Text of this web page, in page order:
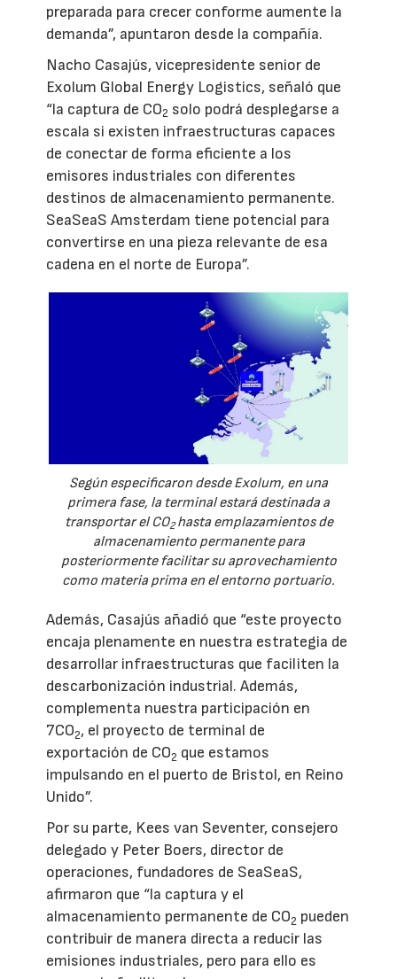
preparada para crecer conforme aumente la
demanda”, apuntaron desde la compañía.
Nacho Casajús, vicepresidente senior de
Exolum Global Energy Logistics, señaló que
“la captura de CO2 solo podrá desplegarse a
escala si existen infraestructuras capaces
de conectar de forma eficiente a los
emisores industriales con diferentes
destinos de almacenamiento permanente.
SeaSeaS Amsterdam tiene potencial para
convertirse en una pieza relevante de esa
cadena en el norte de Europa”.
Según especificaron desde Exolum, en una
primera fase, la terminal estará destinada a
transportar el CO2hasta emplazamientos de
almacenamiento permanente para
posteriormente facilitar su aprovechamiento
como materia prima en el entorno portuario.
Además, Casajús añadió que “este proyecto
encaja plenamente en nuestra estrategia de
desarrollar infraestructuras que faciliten la
descarbonización industrial. Además,
complementa nuestra participación en
7CO2, el proyecto de terminal de
exportación de CO2 que estamos
impulsando en el puerto de Bristol, en Reino
Unido”.
Por su parte, Kees van Seventer, consejero
delegado y Peter Boers, director de
operaciones, fundadores de SeaSeaS,
afirmaron que “la captura y el
almacenamiento permanente de CO2 pueden
contribuir de manera directa a reducir las
emisiones industriales, pero para ello es